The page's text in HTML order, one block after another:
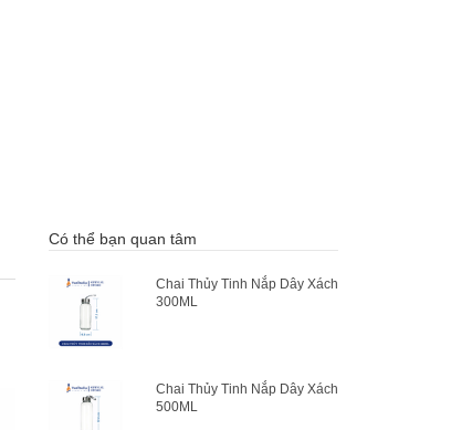
Có thể bạn quan tâm
Chai Thủy Tinh Nắp Dây Xách
300ML
Chai Thủy Tinh Nắp Dây Xách
500ML